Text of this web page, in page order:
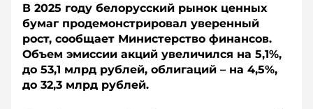
В 2025 году белорусский рынок ценных
бумаг продемонстрировал уверенный
рост, сообщает Министерство финансов.
Объем эмиссии акций увеличился на 5,1%,
до 53,1 млрд рублей, облигаций – на 4,5%,
до 32,3 млрд рублей.